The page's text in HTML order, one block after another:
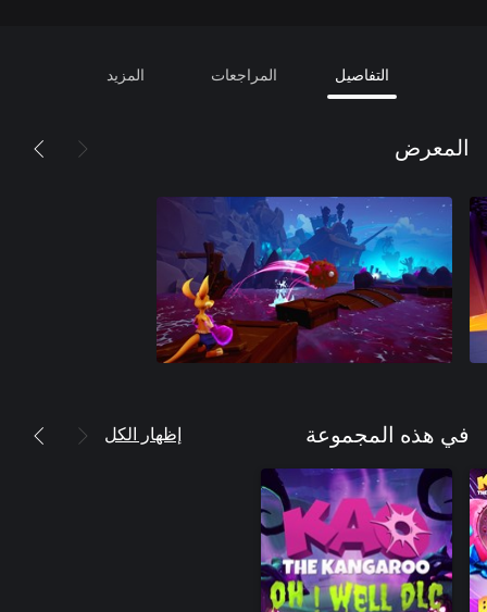
التفاصيل المراجعات المزيد
المعرض
في هذه المجموعة إظهار الكل